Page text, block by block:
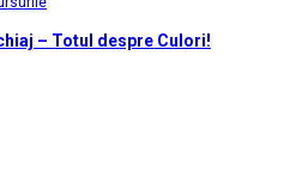
– Totul despre Culori!